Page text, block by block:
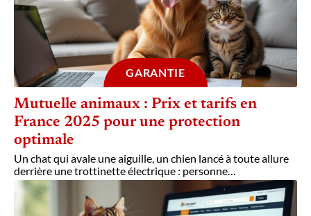
GARANTIE
Mutuelle animaux : Prix et tarifs en
France 2025 pour une protection
optimale
Un chat qui avale une aiguille, un chien lancé à toute allure
derrière une trottinette électrique : personne…